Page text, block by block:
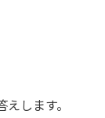
します。